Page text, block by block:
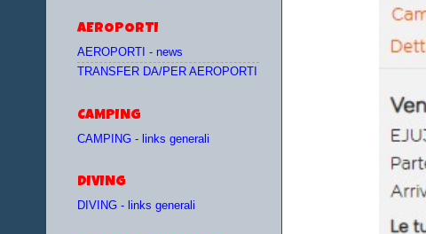
AEROPORTI
AEROPORTI - news
TRANSFER DA/PER AEROPORTI
CAMPING
CAMPING - links generali
DIVING
DIVING - links generali